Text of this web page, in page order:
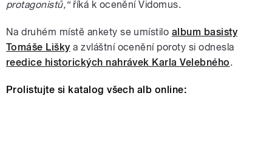
protagonistů,“říká k ocenění Vidomus.
Na druhém místě ankety se umístilo album basisty
Tomáše Lišky a zvláštní ocenění poroty si odnesla
reedice historických nahrávek Karla Velebného.
Prolistujte si katalog všech alb online: